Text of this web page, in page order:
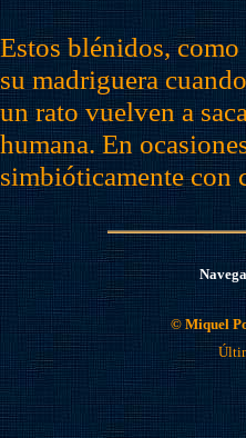
Estos blénidos, como
su madriguera
un rato vuelven a
humana. En
simbióticamente con
© Miquel